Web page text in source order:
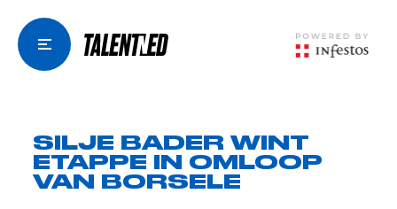
SILJE BADER WINT
ETAPPE IN OMLOOP
VAN BORSELE